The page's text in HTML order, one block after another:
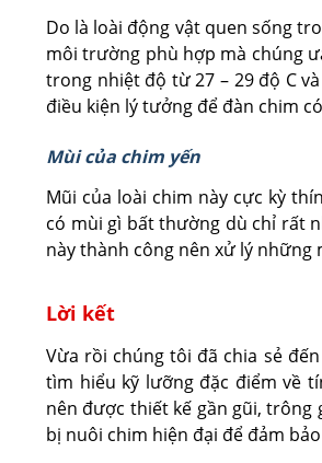
Do là loài động vật quen sống
môi trường phù hợp mà chúng
trong nhiệt độ từ 27 – 29 độ C
điều kiện lý tưởng để đàn chim
Mùi của chim yến
Mũi của loài chim này cực kỳ
có mùi gì bất thường dù chỉ rất
này thành công nên xử lý
Lời kết
Vừa rồi chúng tôi đã chia sẻ
tìm hiểu kỹ lưỡng đặc điểm về
nên được thiết kế gần gũi,
bị nuôi chim hiện đại để đảm